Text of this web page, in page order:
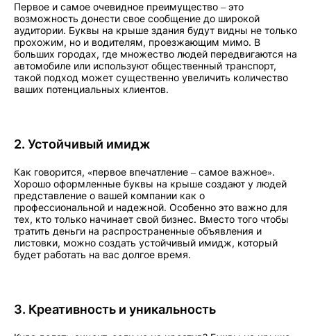
Первое и самое очевидное преимущество – это
возможность донести свое сообщение до широкой
аудитории. Буквы на крыше здания будут видны не только
прохожим, но и водителям, проезжающим мимо. В
больших городах, где множество людей передвигаются на
автомобиле или используют общественный транспорт,
такой подход может существенно увеличить количество
ваших потенциальных клиентов.
2. Устойчивый имидж
Как говорится, «первое впечатление – самое важное».
Хорошо оформленные буквы на крыше создают у людей
представление о вашей компании как о
профессиональной и надежной. Особенно это важно для
тех, кто только начинает свой бизнес. Вместо того чтобы
тратить деньги на распространенные объявления и
листовки, можно создать устойчивый имидж, который
будет работать на вас долгое время.
3. Креативность и уникальность